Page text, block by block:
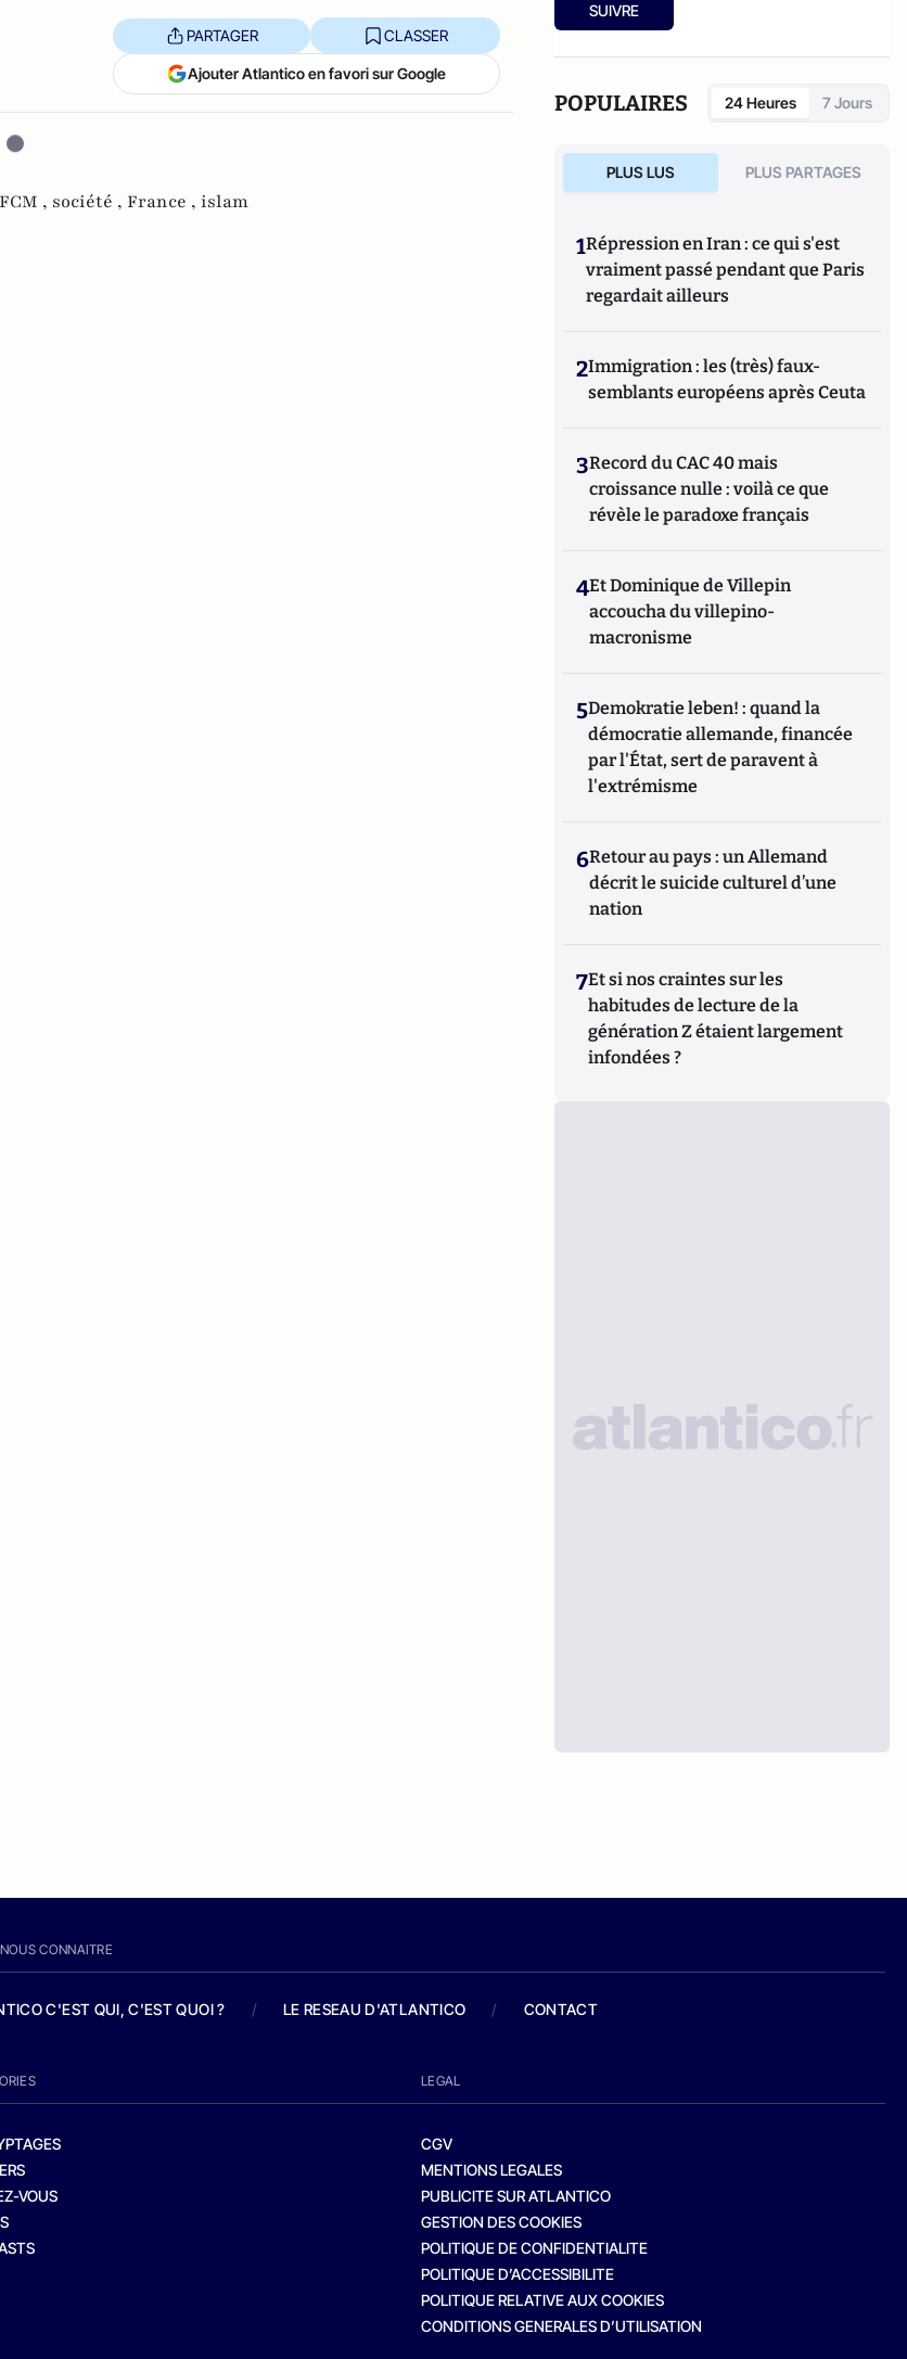
PARTAGER CLASSER
Ajouter Atlantico en favori sur Google
, société , France , islam
SUIVRE
POPULAIRES 24 Heures 7 Jours
PLUS LUS PLUS PARTAGES
1Répression en Iran : ce qui s'est
vraiment passé pendant que Paris
regardait ailleurs
2Immigration : les (très) faux-
semblants européens après Ceuta
3Record du CAC 40 mais
croissance nulle : voilà ce que
révèle le paradoxe français
4Et Dominique de Villepin
accoucha du villepino-
macronisme
5Demokratie leben! : quand la
démocratie allemande, financée
par l'État, sert de paravent à
l'extrémisme
6Retour au pays : un Allemand
décrit le suicide culturel d’une
nation
7Et si nos craintes sur les
habitudes de lecture de la
génération Z étaient largement
infondées ?
CONNAITRE
C'EST QUI, C'EST QUOI ? / LE RESEAU D'ATLANTICO / CONTACT
VOUS
LEGAL
CGV
MENTIONS LEGALES
PUBLICITE SUR ATLANTICO
GESTION DES COOKIES
POLITIQUE DE CONFIDENTIALITE
POLITIQUE D’ACCESSIBILITE
POLITIQUE RELATIVE AUX COOKIES
CONDITIONS GENERALES D’UTILISATION